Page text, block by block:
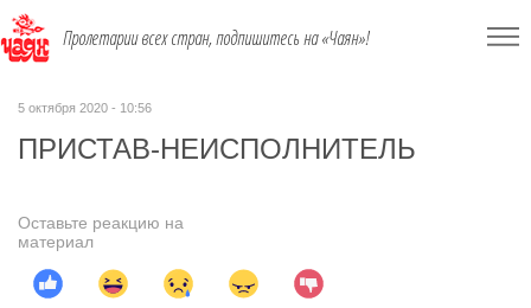
Пролетарии всех стран, подпишитесь на «Чаян»!
5 октября 2020 - 10:56
ПРИСТАВ-НЕИСПОЛНИТЕЛЬ
Оставьте реакцию на
материал